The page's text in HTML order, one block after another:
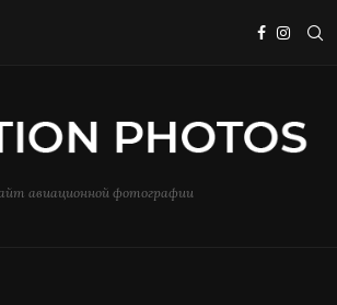
авиационной фотографии